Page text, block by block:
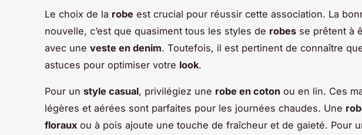
Le choix de la robe est crucial pour réussir cette association. La
nouvelle, c’est que quasiment tous les styles de robes se prêtent à
avec une veste en denim. Toutefois, il est pertinent de connaître
astuces pour optimiser votre look.
Pour un style casual, privilégiez une robe en coton ou en lin. Ces
légères et aérées sont parfaites pour les journées chaudes. Une
floraux ou à pois ajoute une touche de fraîcheur et de gaieté. Pour